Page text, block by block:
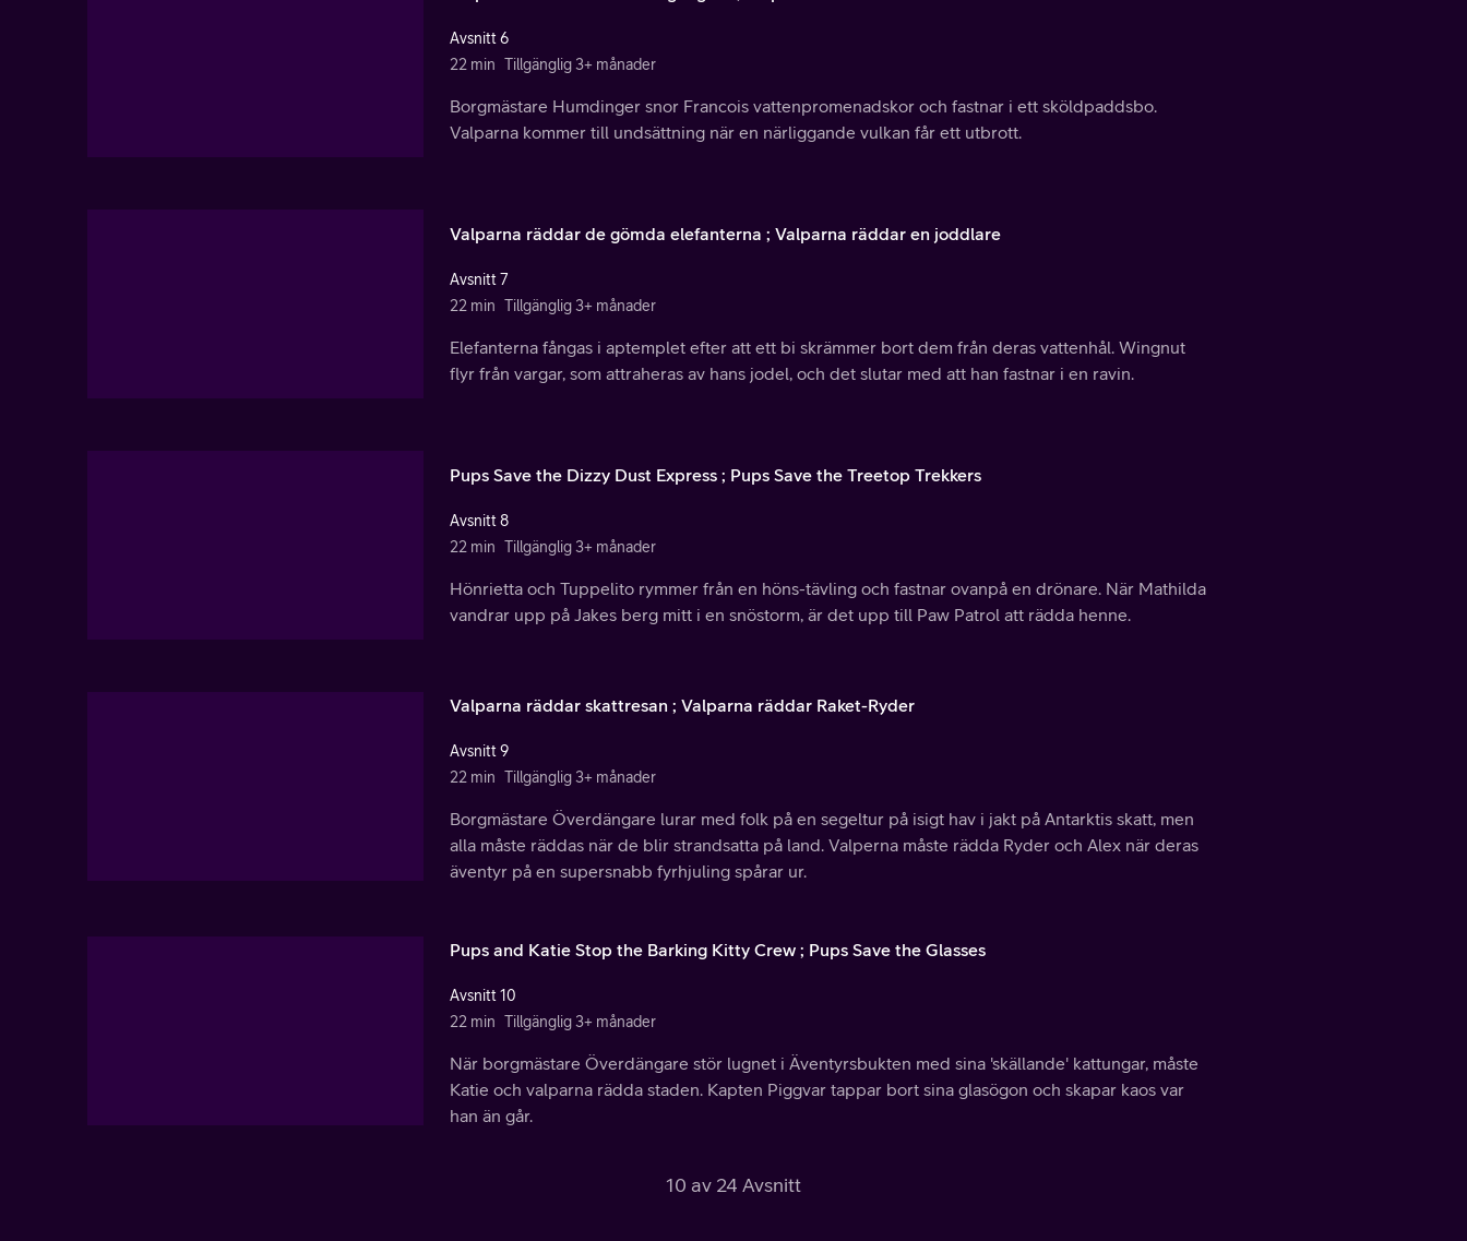
Avsnitt 6
22 min Tillgänglig 3+ månader
Borgmästare Humdinger snor Francois vattenpromenadskor och fastnar i ett sköldpaddsbo.
Valparna kommer till undsättning när en närliggande vulkan får ett utbrott.
Valparna räddar de gömda elefanterna ; Valparna räddar en joddlare
Avsnitt 7
22 min Tillgänglig 3+ månader
Elefanterna fångas i aptemplet efter att ett bi skrämmer bort dem från deras vattenhål. Wingnut
flyr från vargar, som attraheras av hans jodel, och det slutar med att han fastnar i en ravin.
Pups Save the Dizzy Dust Express ; Pups Save the Treetop Trekkers
Avsnitt 8
22 min Tillgänglig 3+ månader
Hönrietta och Tuppelito rymmer från en höns-tävling och fastnar ovanpå en drönare. När Mathilda
vandrar upp på Jakes berg mitt i en snöstorm, är det upp till Paw Patrol att rädda henne.
Valparna räddar skattresan ; Valparna räddar Raket-Ryder
Avsnitt 9
22 min Tillgänglig 3+ månader
Borgmästare Överdängare lurar med folk på en segeltur på isigt hav i jakt på Antarktis skatt, men
alla måste räddas när de blir strandsatta på land. Valperna måste rädda Ryder och Alex när deras
äventyr på en supersnabb fyrhjuling spårar ur.
Pups and Katie Stop the Barking Kitty Crew ; Pups Save the Glasses
Avsnitt 10
22 min Tillgänglig 3+ månader
När borgmästare Överdängare stör lugnet i Äventyrsbukten med sina 'skällande' kattungar, måste
Katie och valparna rädda staden. Kapten Piggvar tappar bort sina glasögon och skapar kaos var
han än går.
10 av 24 Avsnitt